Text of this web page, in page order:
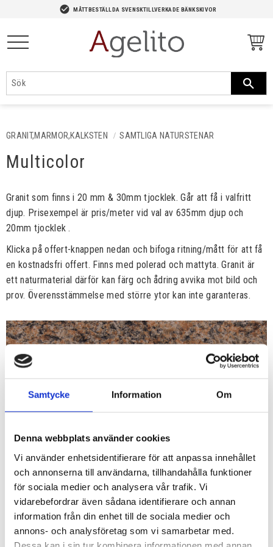
Samtycke Information Om
Denna webbplats använder cookies
Vi använder enhetsidentifierare för att anpassa innehållet
och annonserna till användarna, tillhandahålla funktioner
för sociala medier och analysera vår trafik. Vi
vidarebefordrar även sådana identifierare och annan
information från din enhet till de sociala medier och
annons- och analysföretag som vi samarbetar med.
check_circle MÅTTBESTÄLLDA SVENSKTILLVERKADE BÄNKSKIVOR
GRANIT,MARMOR,KALKSTEN SAMTLIGA NATURSTENAR
Multicolor
Granit som finns i 20 mm & 30mm tjocklek. Går att få i valfritt
djup. Prisexempel är pris/meter vid val av 635mm djup och
20mm tjocklek .
Klicka på offert-knappen nedan och bifoga ritning/mått för att få
en kostnadsfri offert. Finns med polerad och mattyta. Granit är
ett naturmaterial därför kan färg och ådring avvika mot bild och
prov. Överensstämmelse med större ytor kan inte garanteras.